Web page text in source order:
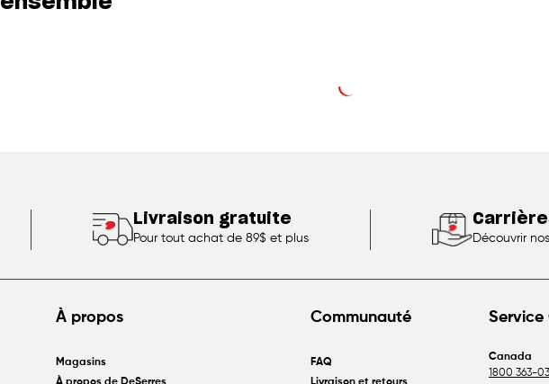
Livraison gratuite
Pour tout achat de 89$ et plus Découvrir
À propos
Magasins
Communauté
FAQ
Service
Canada
1800 363-